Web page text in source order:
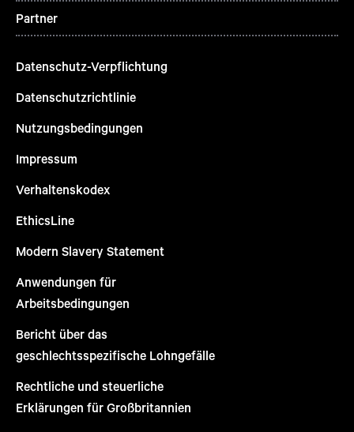
Partner
Datenschutz-Verpflichtung
Datenschutzrichtlinie
Nutzungsbedingungen
Impressum
Verhaltenskodex
EthicsLine
Modern Slavery Statement
Anwendungen für
Arbeitsbedingungen
Bericht über das
geschlechtsspezifische Lohngefälle
Rechtliche und steuerliche
Erklärungen für Großbritannien